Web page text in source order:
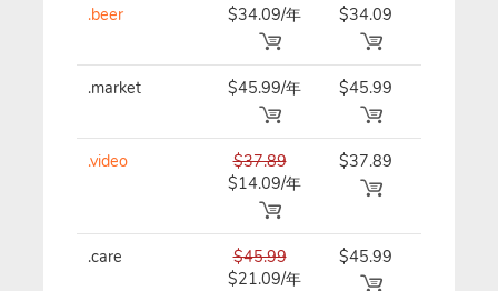
.beer $34.09/年 $34.09
.market $45.99/年 $45.99
.video
$37.89
$14.09/年
$37.89
.care
$45.99
$21.09/年
$45.99